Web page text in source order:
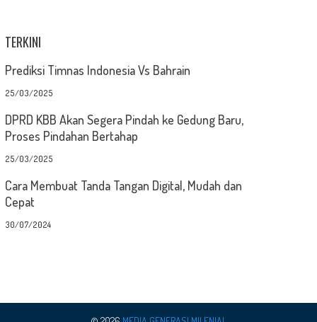
TERKINI
Prediksi Timnas Indonesia Vs Bahrain
25/03/2025
DPRD KBB Akan Segera Pindah ke Gedung Baru,
Proses Pindahan Bertahap
25/03/2025
Cara Membuat Tanda Tangan Digital, Mudah dan
Cepat
30/07/2024